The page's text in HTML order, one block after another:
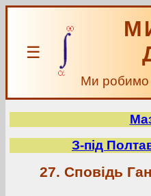
☰
Ми робимо
З-під
27. Сповідь